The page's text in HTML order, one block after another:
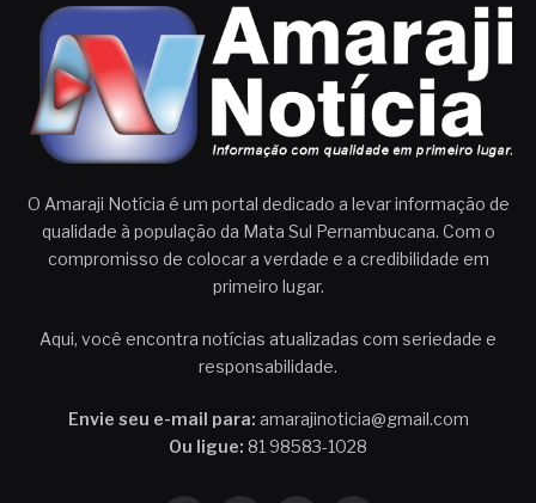
O Amaraji Notícia é um portal dedicado a levar informação de
qualidade à população da Mata Sul Pernambucana. Com o
compromisso de colocar a verdade e a credibilidade em
primeiro lugar.
Aqui, você encontra notícias atualizadas com seriedade e
responsabilidade.
Envie seu e-mail para: amarajinoticia@gmail.com
Ou ligue: 81 98583-1028